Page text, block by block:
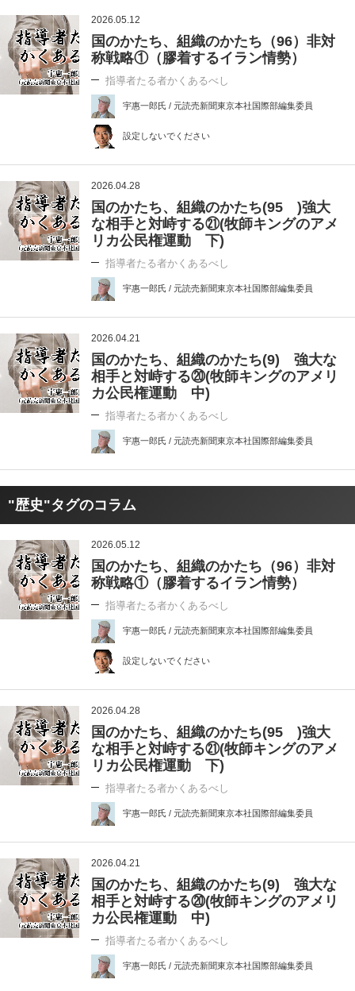
2026.05.12
国のかたち、組織のかたち（96）非対
称戦略①（膠着するイラン情勢）
指導者たる者かくあるべし
宇惠一郎氏 / 元読売新聞東京本社国際部編集委員
設定しないでください
2026.04.28
国のかたち、組織のかたち(95 )強大
な相手と対峙する㉑(牧師キングのアメ
リカ公民権運動 下)
指導者たる者かくあるべし
宇惠一郎氏 / 元読売新聞東京本社国際部編集委員
2026.04.21
国のかたち、組織のかたち(9) 強大な
相手と対峙する⑳(牧師キングのアメリ
カ公民権運動 中)
指導者たる者かくあるべし
宇惠一郎氏 / 元読売新聞東京本社国際部編集委員
"歴史"タグのコラム
2026.05.12
国のかたち、組織のかたち（96）非対
称戦略①（膠着するイラン情勢）
指導者たる者かくあるべし
宇惠一郎氏 / 元読売新聞東京本社国際部編集委員
設定しないでください
2026.04.28
国のかたち、組織のかたち(95 )強大
な相手と対峙する㉑(牧師キングのアメ
リカ公民権運動 下)
指導者たる者かくあるべし
宇惠一郎氏 / 元読売新聞東京本社国際部編集委員
2026.04.21
国のかたち、組織のかたち(9) 強大な
相手と対峙する⑳(牧師キングのアメリ
カ公民権運動 中)
指導者たる者かくあるべし
宇惠一郎氏 / 元読売新聞東京本社国際部編集委員